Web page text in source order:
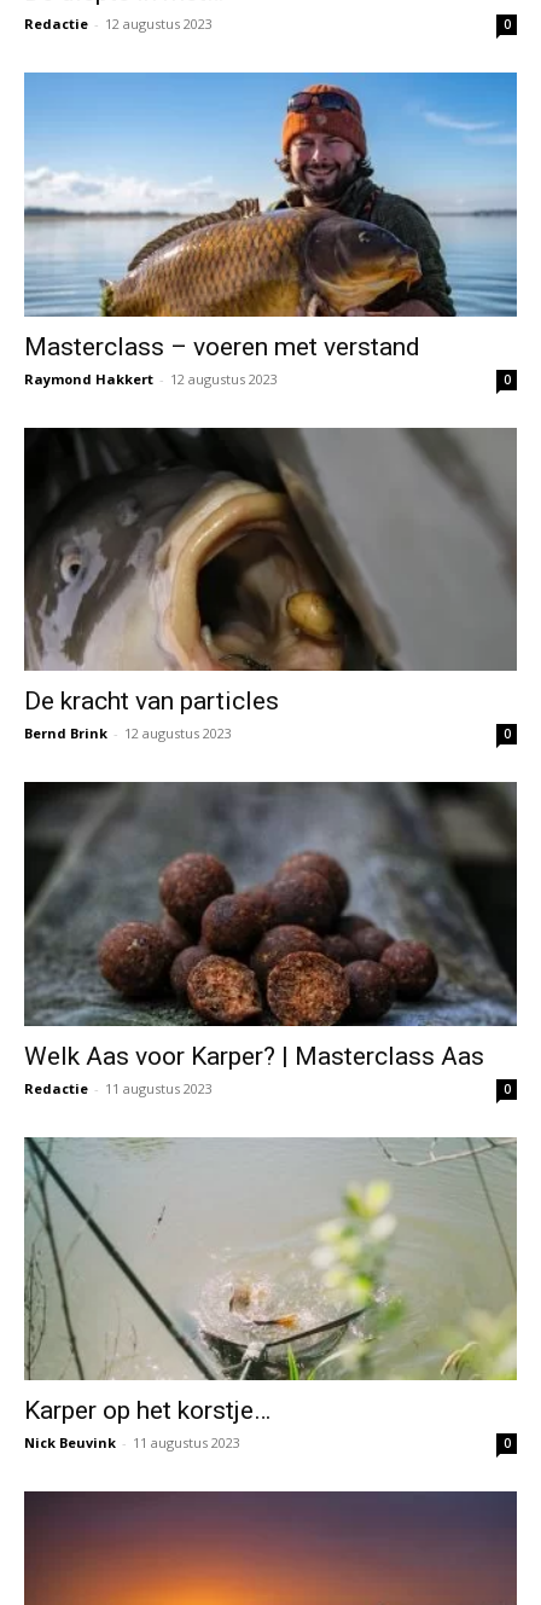
Redactie - 12 augustus 2023 0
Masterclass – voeren met verstand
Raymond Hakkert - 12 augustus 2023 0
De kracht van particles
Bernd Brink - 12 augustus 2023 0
Welk Aas voor Karper? | Masterclass Aas
Redactie - 11 augustus 2023 0
Karper op het korstje…
Nick Beuvink - 11 augustus 2023 0